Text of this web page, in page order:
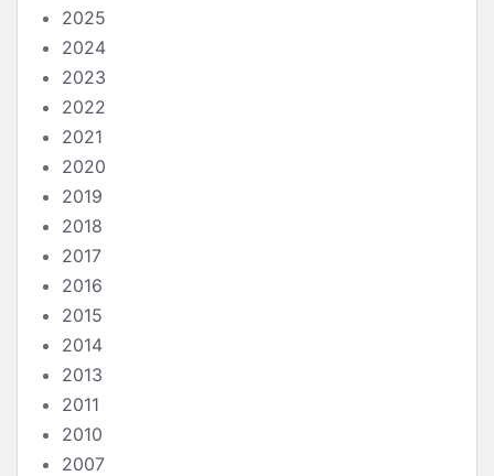
2025
2024
2023
2022
2021
2020
2019
2018
2017
2016
2015
2014
2013
2011
2010
2007